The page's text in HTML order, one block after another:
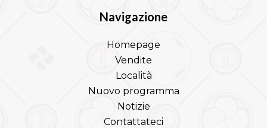
Navigazione
Homepage
Vendite
Località
Nuovo programma
Notizie
Contattateci